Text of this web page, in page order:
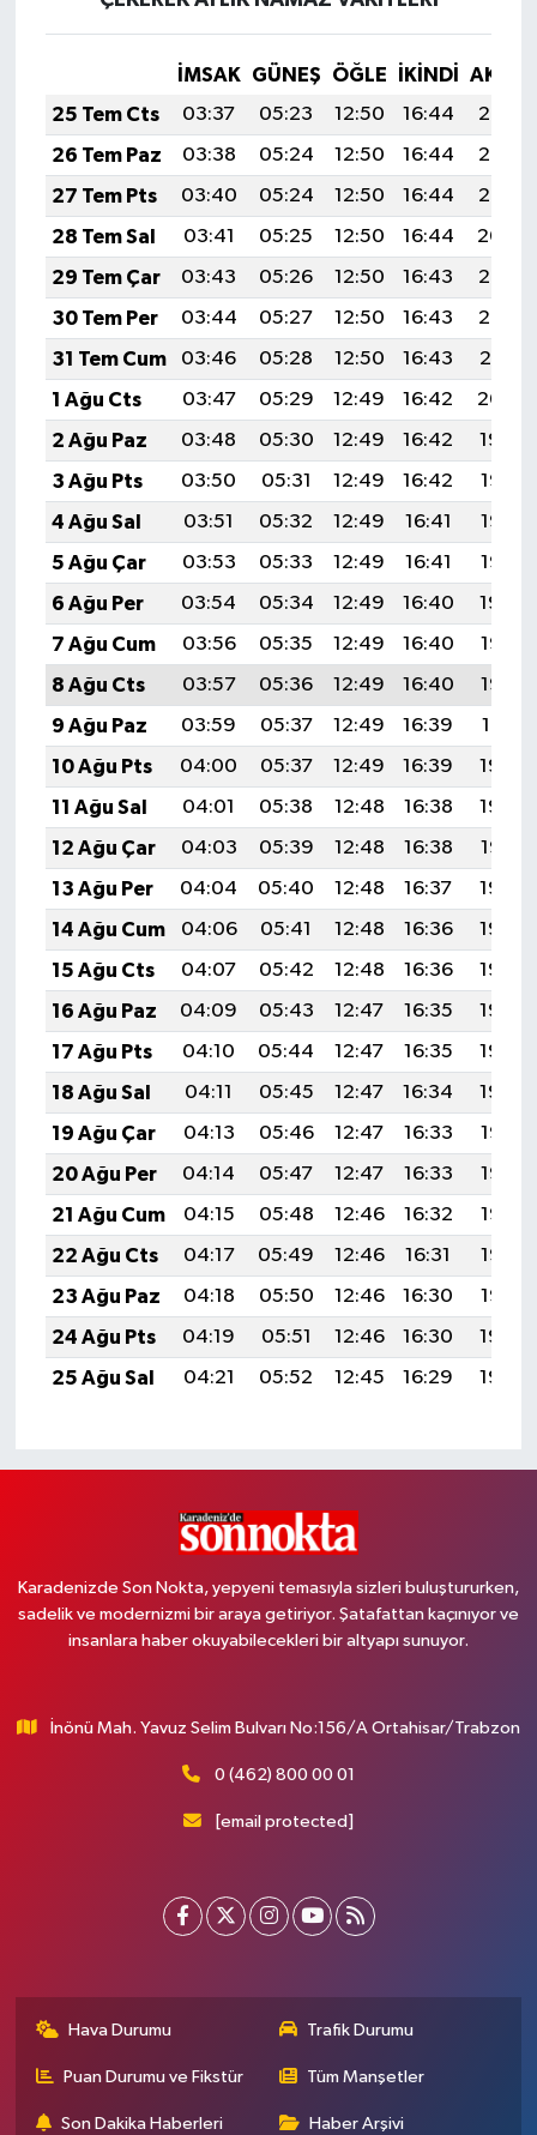
İMSAK GÜNEŞ ÖĞLE İKINDI
25 Tem Cts
03:37 05:23 12:50 16:44
20:07
26 Tem Paz
03:38 05:24 12:50 16:44
20:06
27 Tem Pts
03:40 05:24 12:50 16:44
20:05
28 Tem Sal
03:41 05:25 12:50 16:44
20:04
29 Tem Çar
03:43 05:26 12:50 16:43
20:03
30 Tem Per
03:44 05:27 12:50 16:43
20:02
31 Tem Cum
03:46 05:28 12:50 16:43
20:01
1 Ağu Cts
03:47 05:29 12:49 16:42
20:00
2 Ağu Paz
03:48 05:30 12:49 16:42
19:59
3 Ağu Pts
03:50 05:31 12:49 16:42
19:58
4 Ağu Sal
03:51 05:32 12:49 16:41
19:57
5 Ağu Çar
03:53 05:33 12:49 16:41
19:56
6 Ağu Per
03:54 05:34 12:49 16:40
19:54
7 Ağu Cum
03:56 05:35 12:49 16:40
19:53
8 Ağu Cts
03:57 05:36 12:49 16:40
19:52
9 Ağu Paz
03:59 05:37 12:49 16:39
19:51
10 Ağu Pts
04:00 05:37 12:49 16:39
19:50
11 Ağu Sal
04:01 05:38 12:48 16:38
19:48
12 Ağu Çar
04:03 05:39 12:48 16:38
19:47
13 Ağu Per
04:04 05:40 12:48 16:37
19:46
14 Ağu Cum
04:06 05:41 12:48 16:36
19:44
15 Ağu Cts
04:07 05:42 12:48 16:36
19:43
16 Ağu Paz
04:09 05:43 12:47 16:35
19:42
17 Ağu Pts
04:10 05:44 12:47 16:35
19:40
18 Ağu Sal
04:11 05:45 12:47 16:34
19:39
19 Ağu Çar
04:13 05:46 12:47 16:33
19:38
20 Ağu Per
04:14 05:47 12:47 16:33
19:36
21 Ağu Cum
04:15 05:48 12:46 16:32
19:35
22 Ağu Cts
04:17 05:49 12:46 16:31
19:33
23 Ağu Paz
04:18 05:50 12:46 16:30
19:32
24 Ağu Pts
04:19 05:51 12:46 16:30
19:30
25 Ağu Sal
04:21 05:52 12:45 16:29 19:29
Karadenizde Son Nokta, yepyeni temasıyla sizleri buluştururken,
sadelik ve modernizmi bir araya getiriyor. Şatafattan kaçınıyor ve
insanlara haber okuyabilecekleri bir altyapı sunuyor.
İnönü Mah. Yavuz Selim Bulvarı No:156/A Ortahisar/Trabzon
0 (462) 800 00 01
[email protected]
Hava Durumu Trafik Durumu
Puan Durumu ve Fikstür Tüm Manşetler
Son Dakika Haberleri Haber Arşivi